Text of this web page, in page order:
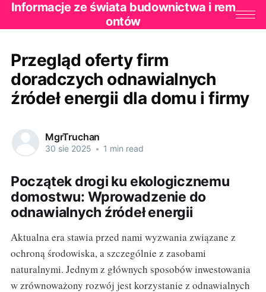
Informacje ze świata budownictwa i rem
ontów
Przegląd oferty firm
doradczych odnawialnych
źródeł energii dla domu i firmy
MgrTruchan
30 sie 2025 • 1 min read
Początek drogi ku ekologicznemu
domostwu: Wprowadzenie do
odnawialnych źródeł energii
Aktualna era stawia przed nami wyzwania związane z
ochroną środowiska, a szczególnie z zasobami
naturalnymi. Jednym z głównych sposobów inwestowania
w zrównoważony rozwój jest korzystanie z odnawialnych